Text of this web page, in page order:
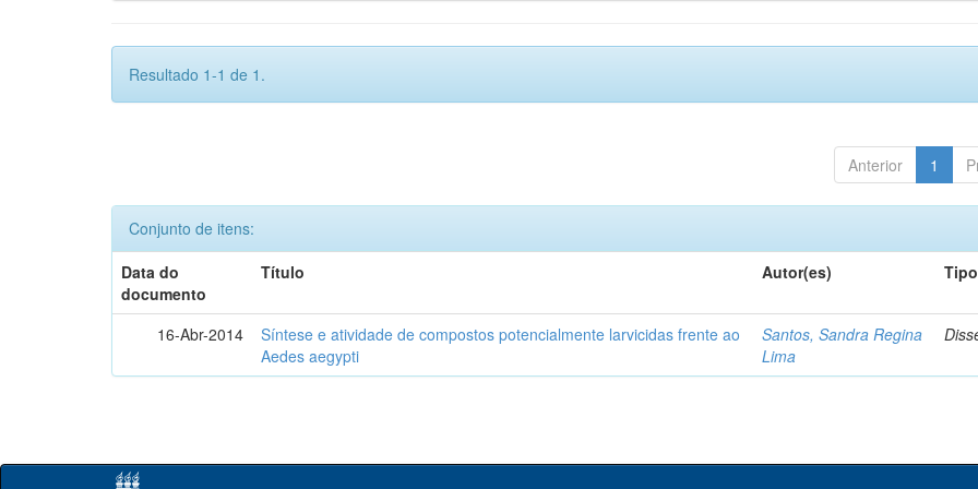
Resultado 1-1 de 1.
Anterior 1
Conjunto de itens:
Data do
documento
Título Autor(es) Tipo
16-Abr-2014
Síntese e atividade de compostos potencialmente larvicidas frente ao
Aedes aegypti
Santos, Sandra Regina
Lima